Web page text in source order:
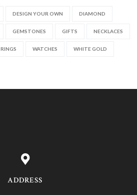
DESIGN YOUR OWN DIAMOND
GEMSTONES GIFTS NECKLACES
RINGS WATCHES WHITE GOLD
ADDRESS